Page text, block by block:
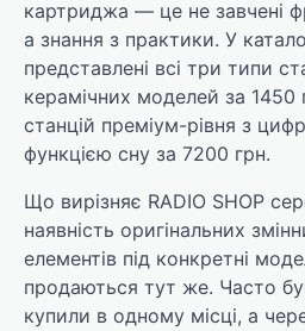
картриджа — це не завчені
а знання з практики. У
представлені всі три типи
керамічних моделей за 1450
станцій преміум-рівня з
функцією сну за 7200 грн.
Що вирізняє RADIO SHOP
наявність оригінальних
елементів під конкретні
продаються тут же. Часто
купили в одному місці, а